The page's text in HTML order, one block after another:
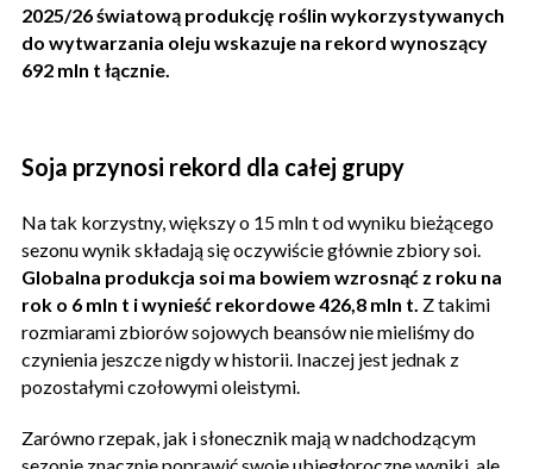
2025/26 światową produkcję roślin wykorzystywanych
do wytwarzania oleju wskazuje na rekord wynoszący
692 mln t łącznie.
Soja przynosi rekord dla całej grupy
Na tak korzystny, większy o 15 mln t od wyniku bieżącego
sezonu wynik składają się oczywiście głównie zbiory soi.
Globalna produkcja soi ma bowiem wzrosnąć z roku na
rok o 6 mln t i wynieść rekordowe 426,8 mln t. Z takimi
rozmiarami zbiorów sojowych beansów nie mieliśmy do
czynienia jeszcze nigdy w historii. Inaczej jest jednak z
pozostałymi czołowymi oleistymi.
Zarówno rzepak, jak i słonecznik mają w nadchodzącym